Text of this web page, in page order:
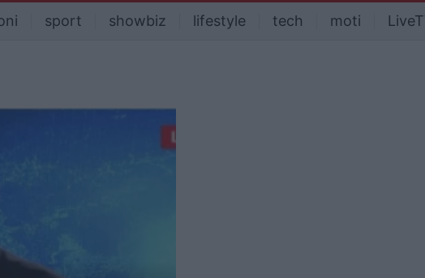
sport showbiz lifestyle tech moti